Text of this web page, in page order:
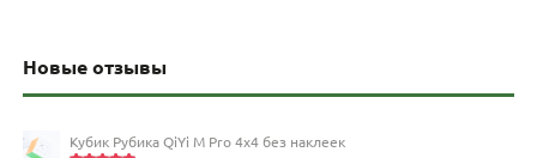
Новые отзывы
Кубик Рубика QiYi M Pro 4x4 без наклеек